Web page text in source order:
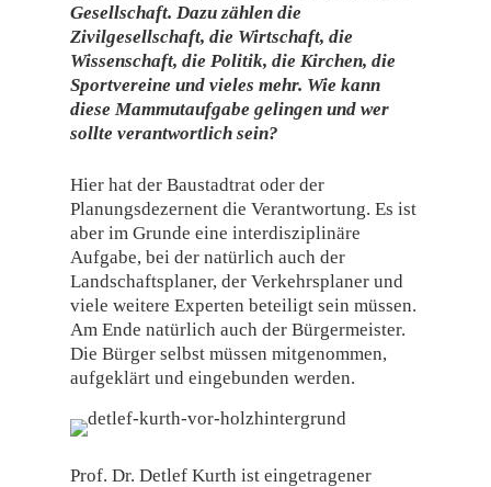
Gesellschaft. Dazu zählen die
Zivilgesellschaft, die Wirtschaft, die
Wissenschaft, die Politik, die Kirchen, die
Sportvereine und vieles mehr. Wie kann
diese Mammutaufgabe gelingen und wer
sollte verantwortlich sein?
Hier hat der Baustadtrat oder der
Planungsdezernent die Verantwortung. Es ist
aber im Grunde eine interdisziplinäre
Aufgabe, bei der natürlich auch der
Landschaftsplaner, der Verkehrsplaner und
viele weitere Experten beteiligt sein müssen.
Am Ende natürlich auch der Bürgermeister.
Die Bürger selbst müssen mitgenommen,
aufgeklärt und eingebunden werden.
Prof. Dr. Detlef Kurth ist eingetragener